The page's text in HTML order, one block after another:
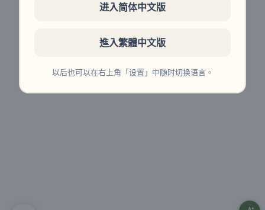
进入简体中文版
進入繁體中文版
以后也可以在右上角「设置」中随时切换语言。